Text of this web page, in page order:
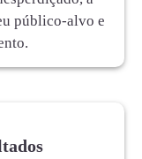
público-alvo e